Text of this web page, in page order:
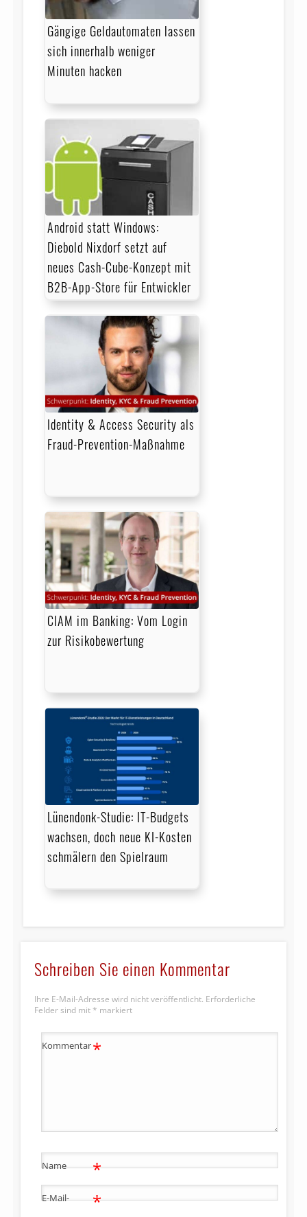
Gängige Geldautomaten lassen
sich innerhalb weniger
Minuten hacken
Android statt Windows:
Diebold Nixdorf setzt auf
neues Cash-Cube-Konzept mit
B2B-App-Store für Ent­wick­ler
Identity & Access Security als
Fraud-Prevention-Maßnahme
CIAM im Banking: Vom Login
zur Risikobewertung
Lünendonk-Studie: IT-Budgets
wachsen, doch neue KI-Kosten
schmälern den Spielraum
Schreiben Sie einen Kommentar
Ihre E-Mail-Adresse wird nicht veröffentlicht. Erforderliche
Felder sind mit * markiert
Kommentar*
Name *
E-Mail-
*